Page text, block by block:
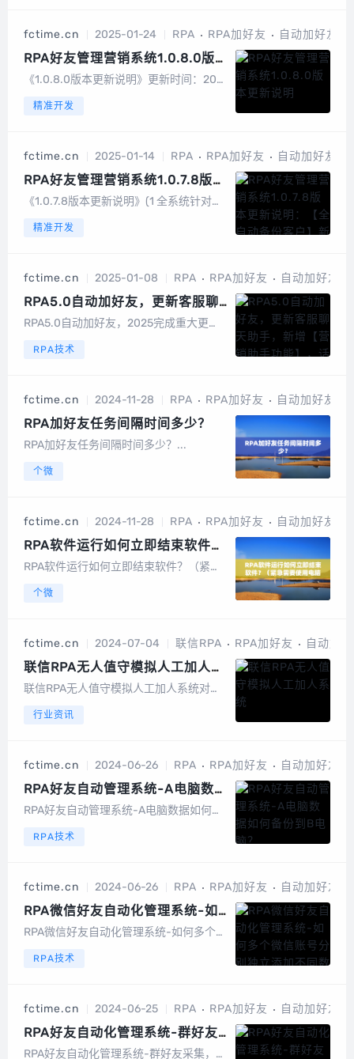
fctime.cn 2025-01-24 RPA RPA加好友 自动加好友
RPA好友管理营销系统1.0.8.0版
本更新说明
《1.0.8.0版本更新说明》更新时间：202
符号优化为在鼠标选择指定位置插入。(2
对方查看微信团队消...
精准开发
fctime.cn 2025-01-14 RPA RPA加好友 自动加好友
RPA好友管理营销系统1.0.7.8版本
更新说明：【全自动备份客户】新
《1.0.7.8版本更新说明》(1 全系统针对
下截切版失效导致某些功能不可用问题。
联系人。(3 【营销助手】文本...
精准开发
fctime.cn 2025-01-08 RPA RPA加好友 自动加好友
RPA5.0自动加好友，更新客服聊
天助手，新增【营销助手功能】，
视频，话术导出导入无限制
RPA5.0自动加好友，2025完成重大更
理，支持图文，文件，视频，话术导出导
户可免费使用营销助手功可自定义...
RPA技术
fctime.cn 2024-11-28 RPA RPA加好友 自动加好友
RPA加好友任务间隔时间多少？
RPA加好友任务间隔时间多少？...
个微
fctime.cn 2024-11-28 RPA RPA加好友 自动加好友
RPA软件运行如何立即结束软件？
（紧急需要使用电脑）
RPA软件运行如何立即结束软件？（紧急
个微
fctime.cn 2024-07-04 联信RPA RPA加好友 自动加
联信RPA无人值守模拟人工加人系
统
联信RPA无人值守模拟人工加人系统对方
间、名称、手机号等，高效稳定，大幅提
列表，多账号自动切换加好友，构建流量
池。...
行业资讯
fctime.cn 2024-06-26 RPA RPA加好友 自动加好友
RPA好友自动管理系统-A电脑数据
如何备份到B电脑？
RPA好友自动管理系统-A电脑数据如何备
录...
RPA技术
fctime.cn 2024-06-26 RPA RPA加好友 自动加好友
RPA微信好友自动化管理系统-如
何多个微信账号分别独立添加不同
RPA微信好友自动化管理系统-如何多个微
数据模版：在数据后，添加任务微信昵
RPA技术
fctime.cn 2024-06-25 RPA RPA加好友 自动加好友
RPA好友自动化管理系统-群好友
采集，自动添加，频繁停止更新
RPA好友自动化管理系统-群好友采集，自